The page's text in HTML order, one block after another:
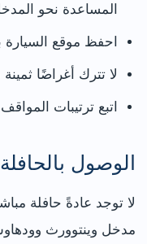
المساعدة نحو
احفظ موقع
لا تترك أغراضًا
اتبع ترتيبات
الوصول
لا توجد عادةً حافلة
مدخل وينتوورث